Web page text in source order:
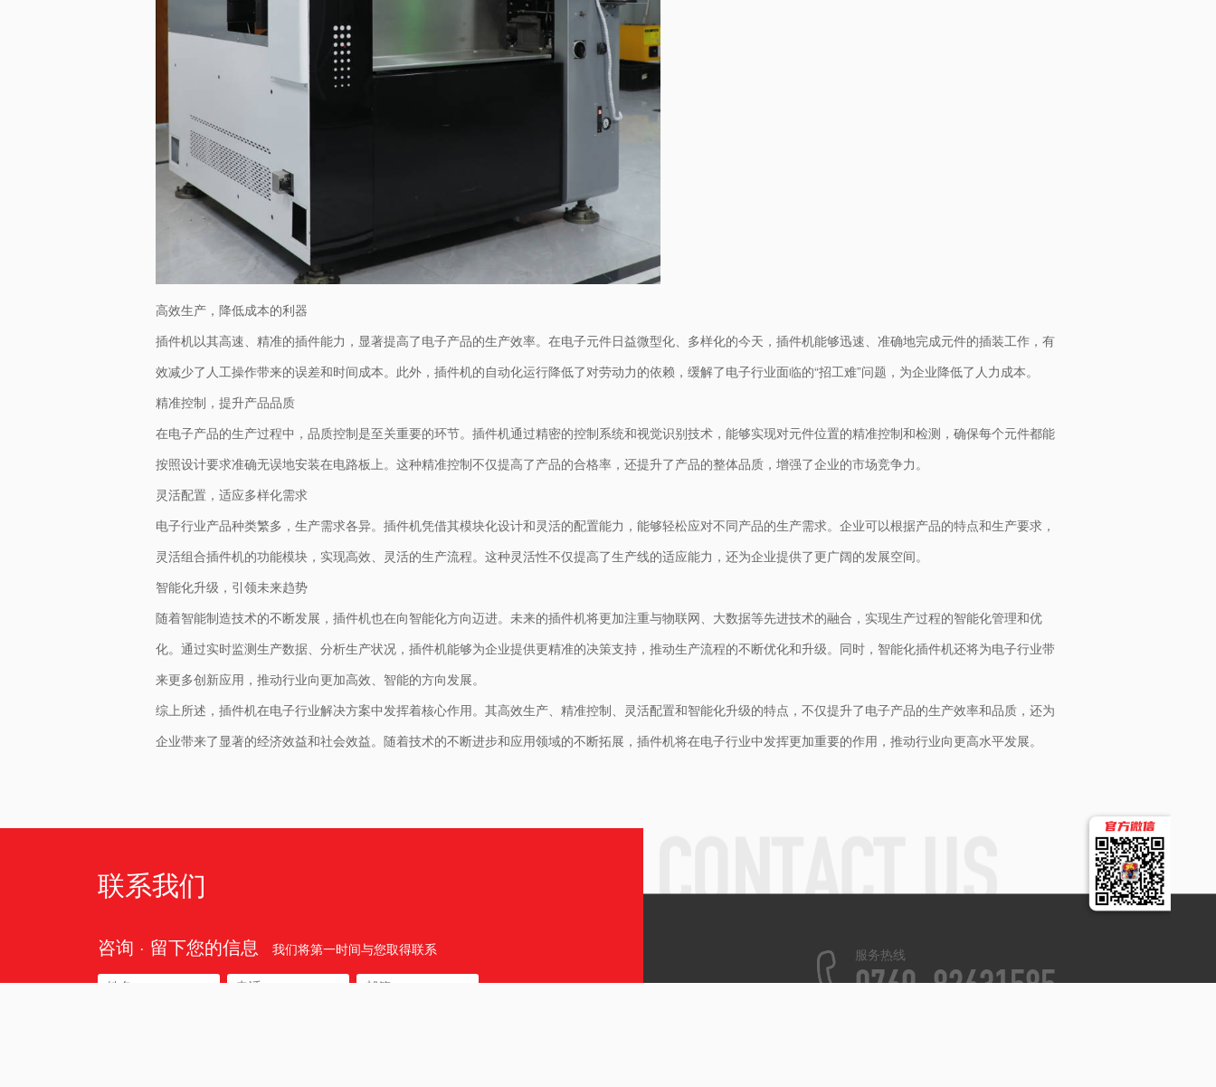
高效生产，降低成本的利器
插件机以其高速、精准的插件能力，显著提高了电子产品的生产效率。在电子元件日益微型化、多样化的今天，插件机能够迅速、准确地完成元件的插装工作，有
效减少了人工操作带来的误差和时间成本。此外，插件机的自动化运行降低了对劳动力的依赖，缓解了电子行业面临的“招工难”问题，为企业降低了人力成本。
精准控制，提升产品品质
在电子产品的生产过程中，品质控制是至关重要的环节。插件机通过精密的控制系统和视觉识别技术，能够实现对元件位置的精准控制和检测，确保每个元件都能
按照设计要求准确无误地安装在电路板上。这种精准控制不仅提高了产品的合格率，还提升了产品的整体品质，增强了企业的市场竞争力。
灵活配置，适应多样化需求
电子行业产品种类繁多，生产需求各异。插件机凭借其模块化设计和灵活的配置能力，能够轻松应对不同产品的生产需求。企业可以根据产品的特点和生产要求，
灵活组合插件机的功能模块，实现高效、灵活的生产流程。这种灵活性不仅提高了生产线的适应能力，还为企业提供了更广阔的发展空间。
智能化升级，引领未来趋势
随着智能制造技术的不断发展，插件机也在向智能化方向迈进。未来的插件机将更加注重与物联网、大数据等先进技术的融合，实现生产过程的智能化管理和优
化。通过实时监测生产数据、分析生产状况，插件机能够为企业提供更精准的决策支持，推动生产流程的不断优化和升级。同时，智能化插件机还将为电子行业带
来更多创新应用，推动行业向更加高效、智能的方向发展。
综上所述，插件机在电子行业解决方案中发挥着核心作用。其高效生产、精准控制、灵活配置和智能化升级的特点，不仅提升了电子产品的生产效率和品质，还为
企业带来了显著的经济效益和社会效益。随着技术的不断进步和应用领域的不断拓展，插件机将在电子行业中发挥更加重要的作用，推动行业向更高水平发展。
联系我们
咨询 · 留下您的信息 我们将第一时间与您取得联系 服务热线
0769-82631585